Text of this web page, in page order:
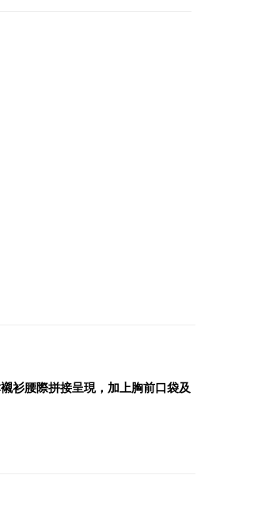
衫腰際拼接呈現，加上胸前口袋及